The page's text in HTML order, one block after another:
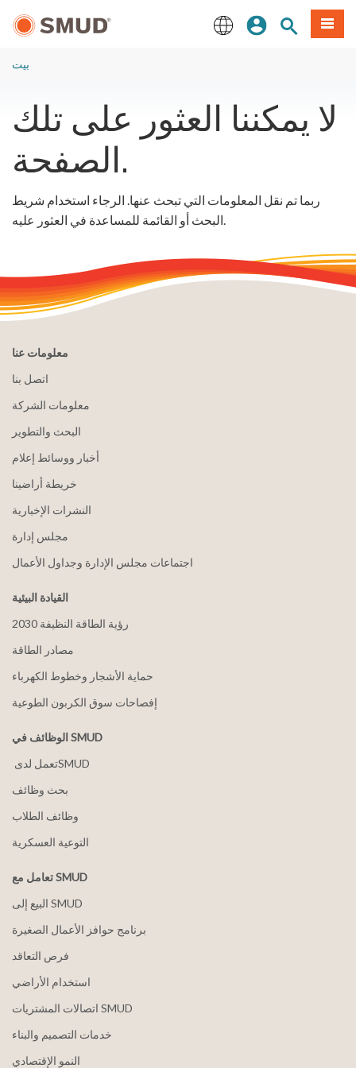
إلى
تسجيل الدخول
بحث الموقع
طعام
بيت
لا يمكننا العثور على تلك
الصفحة.
ربما تم نقل المعلومات التي تبحث عنها. الرجاء استخدام شريط
البحث أو القائمة للمساعدة في العثور عليه.
معلومات عنا
اتصل بنا
معلومات الشركة
البحث والتطوير
أخبار ووسائط إعلام
خريطة أراضينا
النشرات الإخبارية
مجلس إدارة
اجتماعات مجلس الإدارة وجداول الأعمال
القيادة البيئية
2030 رؤية الطاقة النظيفة
مصادر الطاقة
حماية الأشجار وخطوط الكهرباء
إفصاحات سوق الكربون الطوعية
الوظائف في SMUD
بحث وظائف
وظائف الطلاب
التوعية العسكرية
تعامل مع SMUD
البيع إلى SMUD
برنامج حوافز الأعمال الصغيرة
فرص التعاقد
استخدام الأراضي
اتصالات المشتريات SMUD
خدمات التصميم والبناء
النمو الإقتصادي